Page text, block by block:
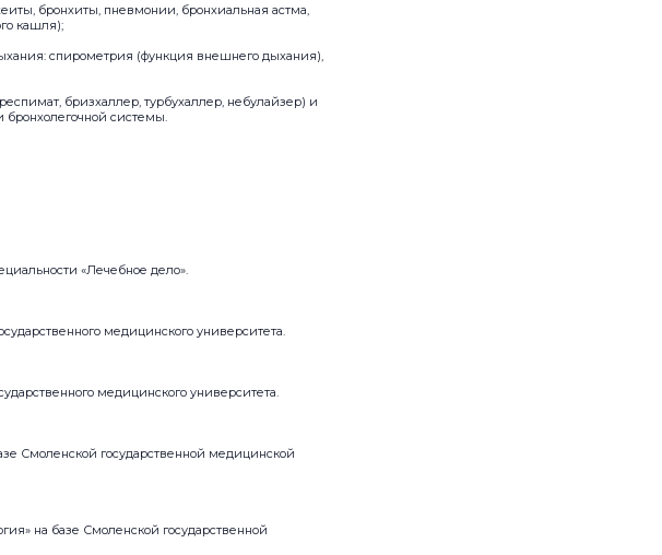
бронхиты, пневмонии, бронхиальная астма,
кашля);
спирометрия (функция внешнего дыхания),
бризхаллер, турбухаллер, небулайзер) и
системы.
«Лечебное дело».
медицинского университета.
медицинского университета.
Смоленской государственной медицинской
на базе Смоленской государственной